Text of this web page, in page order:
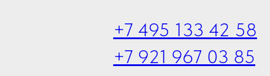
+7 495 133 42 58
+7 921 967 03 85